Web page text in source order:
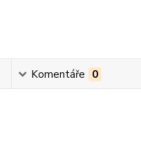
Komentáře 0